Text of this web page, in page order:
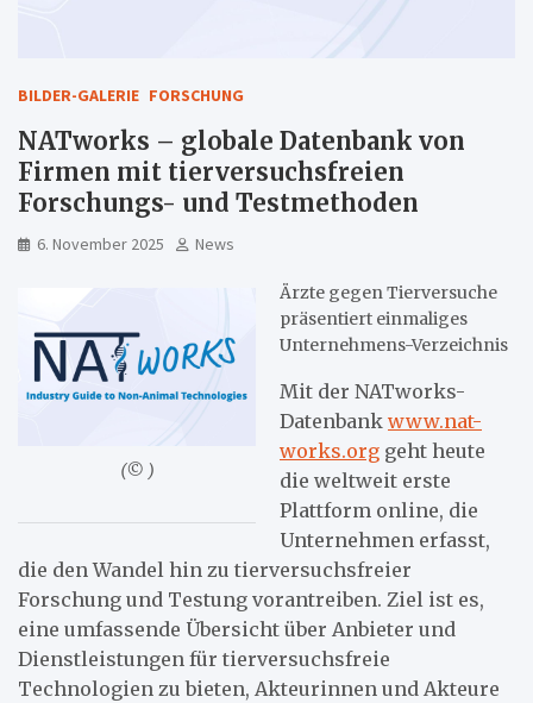
BILDER-GALERIE FORSCHUNG
NATworks – globale Datenbank von
Firmen mit tierversuchsfreien
Forschungs- und Testmethoden
6. November 2025 News
(© )
Ärzte gegen Tierversuche
präsentiert einmaliges
Unternehmens-Verzeichnis
Mit der NATworks-
Datenbank www.nat-
works.org geht heute
die weltweit erste
Plattform online, die
Unternehmen erfasst,
die den Wandel hin zu tierversuchsfreier
Forschung und Testung vorantreiben. Ziel ist es,
eine umfassende Übersicht über Anbieter und
Dienstleistungen für tierversuchsfreie
Technologien zu bieten, Akteurinnen und Akteure